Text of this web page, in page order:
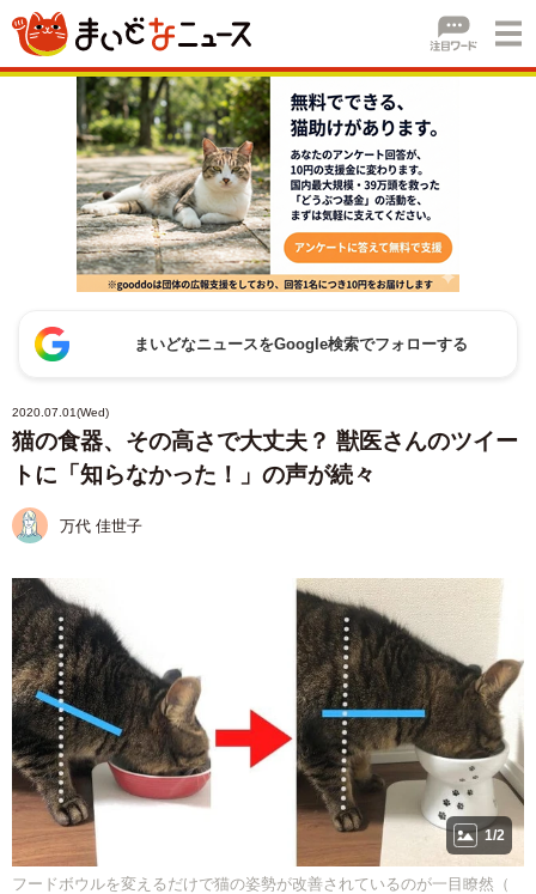
まいどなニュースをGoogle検索でフォローする
2020.07.01(Wed)
猫の食器、その高さで大丈夫？ 獣医さんのツイー
トに「知らなかった！」の声が続々
万代 佳世子
1/2
フードボウルを変えるだけで猫の姿勢が改善されているのが一目瞭然（